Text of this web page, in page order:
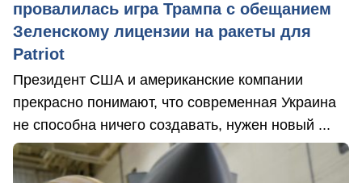
провалилась игра Трампа с обещанием
Зеленскому лицензии на ракеты для
Patriot
Президент США и американские компании
прекрасно понимают, что современная Украина
не способна ничего создавать, нужен новый ...